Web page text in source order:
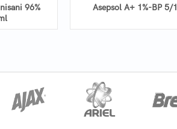
96%
Asepsol A+ 1%-BP 5/1